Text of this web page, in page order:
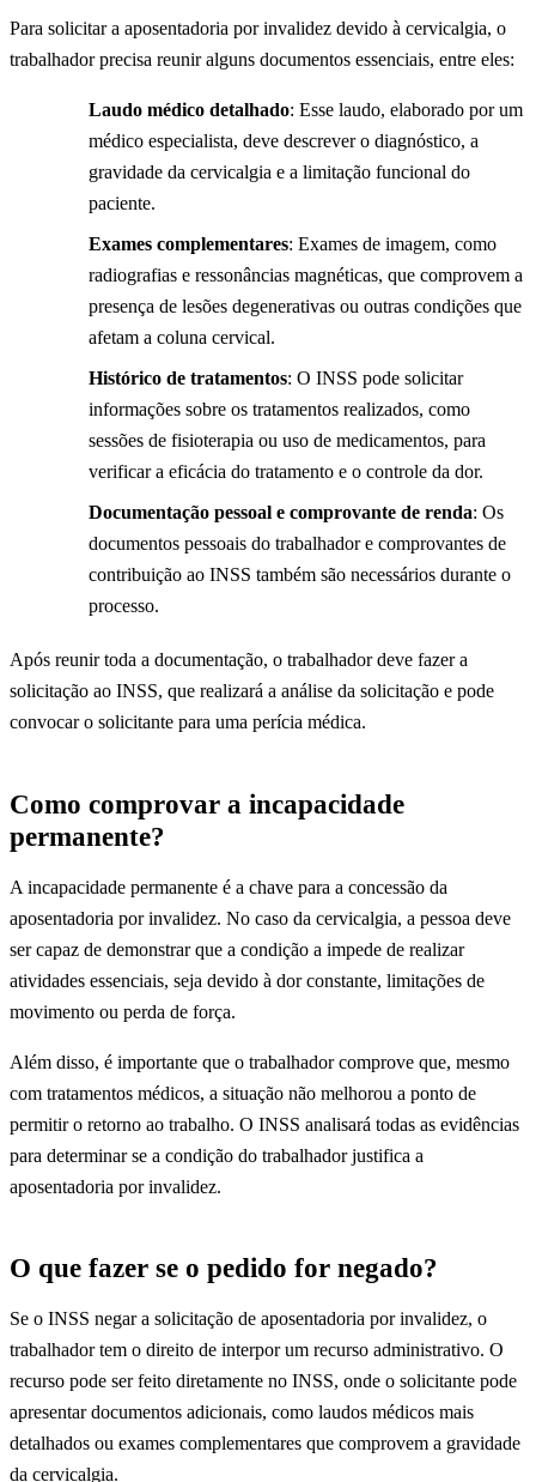
Para solicitar a aposentadoria por invalidez devido à cervicalgia, o
trabalhador precisa reunir alguns documentos essenciais, entre eles:
Laudo médico detalhado: Esse laudo, elaborado por um
médico especialista, deve descrever o diagnóstico, a
gravidade da cervicalgia e a limitação funcional do
paciente.
Exames complementares: Exames de imagem, como
radiografias e ressonâncias magnéticas, que comprovem a
presença de lesões degenerativas ou outras condições que
afetam a coluna cervical.
Histórico de tratamentos: O INSS pode solicitar
informações sobre os tratamentos realizados, como
sessões de fisioterapia ou uso de medicamentos, para
verificar a eficácia do tratamento e o controle da dor.
Documentação pessoal e comprovante de renda: Os
documentos pessoais do trabalhador e comprovantes de
contribuição ao INSS também são necessários durante o
processo.
Após reunir toda a documentação, o trabalhador deve fazer a
solicitação ao INSS, que realizará a análise da solicitação e pode
convocar o solicitante para uma perícia médica.
Como comprovar a incapacidade
permanente?
A incapacidade permanente é a chave para a concessão da
aposentadoria por invalidez. No caso da cervicalgia, a pessoa deve
ser capaz de demonstrar que a condição a impede de realizar
atividades essenciais, seja devido à dor constante, limitações de
movimento ou perda de força.
Além disso, é importante que o trabalhador comprove que, mesmo
com tratamentos médicos, a situação não melhorou a ponto de
permitir o retorno ao trabalho. O INSS analisará todas as evidências
para determinar se a condição do trabalhador justifica a
aposentadoria por invalidez.
O que fazer se o pedido for negado?
Se o INSS negar a solicitação de aposentadoria por invalidez, o
trabalhador tem o direito de interpor um recurso administrativo. O
recurso pode ser feito diretamente no INSS, onde o solicitante pode
apresentar documentos adicionais, como laudos médicos mais
detalhados ou exames complementares que comprovem a gravidade
da cervicalgia.